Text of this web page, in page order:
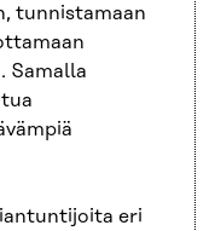
tunnistamaan
Samalla
eri